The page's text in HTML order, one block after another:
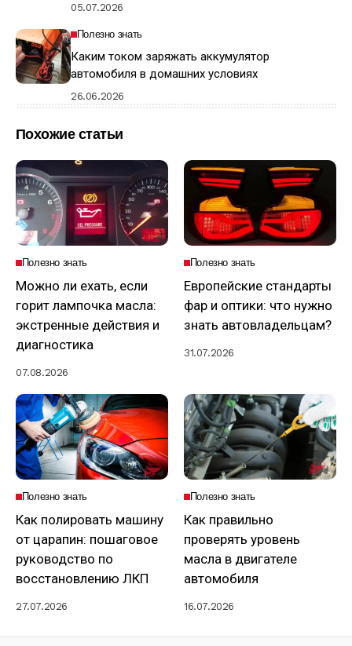
05.07.2026
Полезно знать
Каким током заряжать аккумулятор
автомобиля в домашних условиях
26.06.2026
Похожие статьи
Полезно знать
Можно ли ехать, если
горит лампочка масла:
экстренные действия и
диагностика
07.08.2026
Полезно знать
Европейские стандарты
фар и оптики: что нужно
знать автовладельцам?
31.07.2026
Полезно знать
Как полировать машину
от царапин: пошаговое
руководство по
восстановлению ЛКП
27.07.2026
Полезно знать
Как правильно
проверять уровень
масла в двигателе
автомобиля
16.07.2026